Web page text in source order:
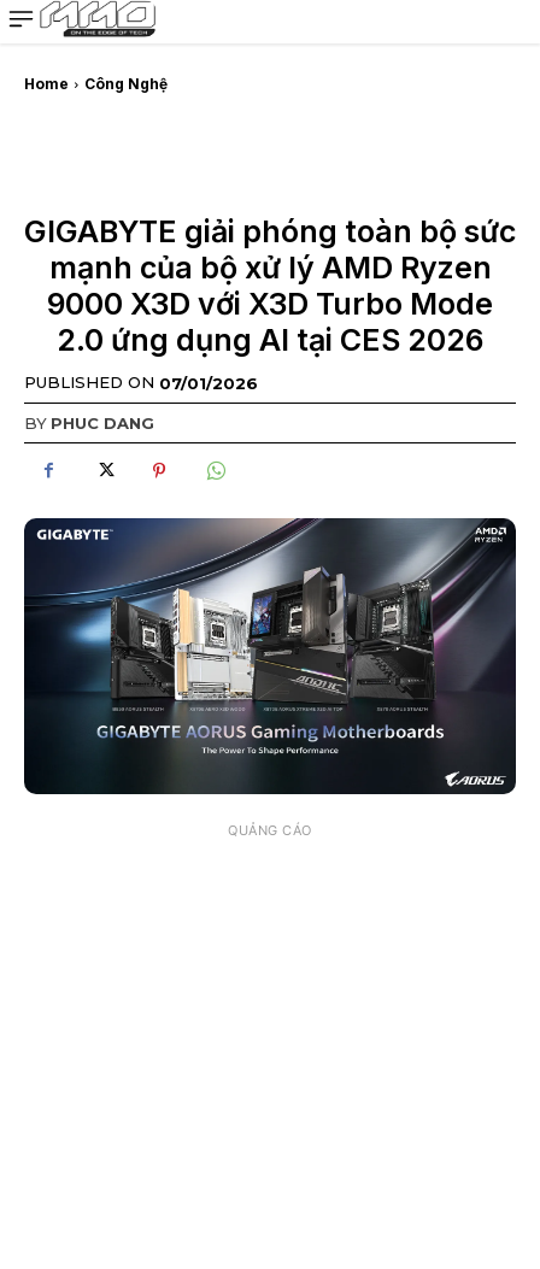
MMOSITE - Thông tin công nghệ
Bài viết nổi bật
Home Công Nghệ
GIGABYTE giải phóng toàn bộ sức
mạnh của bộ xử lý AMD Ryzen
9000 X3D với X3D Turbo Mode
2.0 ứng dụng AI tại CES 2026
PUBLISHED ON 07/01/2026
BY PHUC DANG
QUẢNG CÁO